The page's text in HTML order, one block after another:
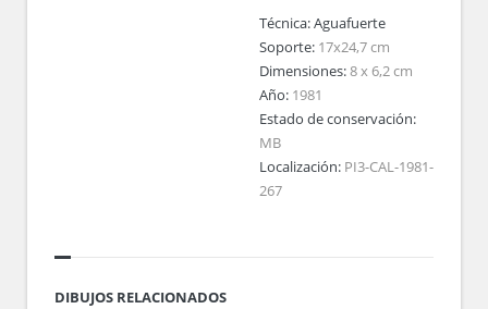
Técnica:Aguafuerte
Soporte: 17x24,7 cm
Dimensiones:8 x 6,2 cm
Año: 1981
Estado de conservación:
MB
Localización: PI3-CAL-1981-
267
DIBUJOS RELACIONADOS